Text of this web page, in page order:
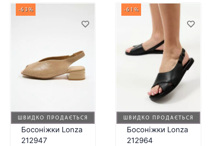
ШВИДКО ПРОДАЄТЬСЯ
-63%
Босоніжки Lonza
212947
ШВИДКО ПРОДАЄТЬСЯ
-61%
Босоніжки Lonza
212964